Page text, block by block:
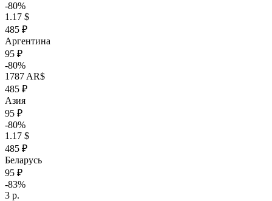
-80%
1.17 $
485 ₽
Аргентина
95 ₽
-80%
1787 AR$
485 ₽
Азия
95 ₽
-80%
1.17 $
485 ₽
Беларусь
95 ₽
-83%
3 р.